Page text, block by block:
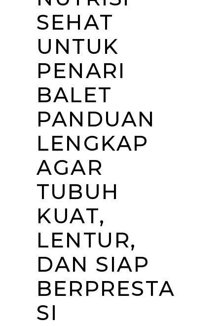
SEHAT
UNTUK
PENARI
BALET
PANDUAN
LENGKAP
AGAR
TUBUH
KUAT,
LENTUR,
DAN SIAP
BERPRESTA
SI